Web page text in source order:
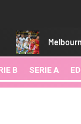
Melbourne City-
B SERIE A